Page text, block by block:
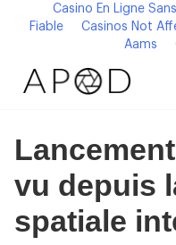
Casino En Ligne
Fiable
Casinos Not
Aams
vu depuis
spatiale